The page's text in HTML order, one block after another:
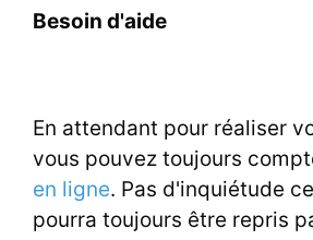
Besoin d'aide
En attendant pour réaliser
vous pouvez toujours
en ligne. Pas d'inquiétude
pourra toujours être repris